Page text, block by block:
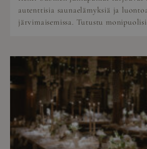
autenttisia saunaelämyksiä ja
järvimaisemissa. Tutustu